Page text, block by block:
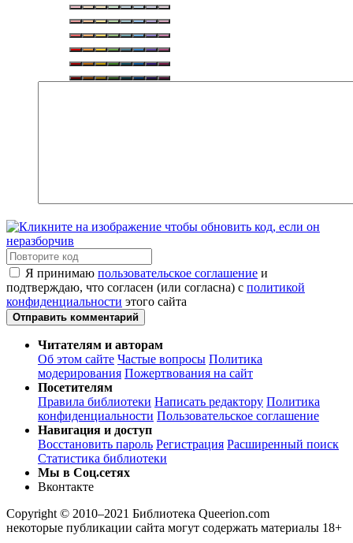
Я принимаю пользовательское соглашение и
подтверждаю, что согласен (или согласна) с политикой
конфиденциальности этого сайта
Отправить комментарий
Читателям и авторам
Об этом сайте Частые вопросы Политика
модерирования Пожертвования на сайт
Посетителям
Правила библиотеки Написать редактору Политика
конфиденциальности Пользовательское соглашение
Навигация и доступ
Восстановить пароль Регистрация Расширенный поиск
Статистика библиотеки
Мы в Соц.сетях
Вконтакте
Copyright © 2010–2021 Библиотека Queerion.com
некоторые публикации сайта могут содержать материалы 18+